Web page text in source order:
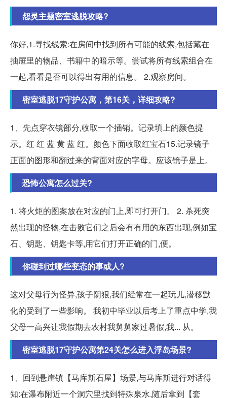
怨灵主题密室逃脱攻略?
你好,1.寻找线索:在房间中找到所有可能的线索,包括藏在
抽屉里的物品、书籍中的暗示等。尝试将所有线索组合在
一起,看看是否可以得出有用的信息。 2.观察房间。
密室逃脱17守护公寓，第16关，详细攻略?
1、先点穿衣镜部分,收取一个插销。记录填上的颜色提
示。红 红 蓝 黄 蓝 红。颜色下面收取红宝石15.记录镜子
正面的图形和翻过来的背面对应的字母。应该镜子是上。
恐怖公寓怎么过关?
1. 将火炬的图案放在对应的门上,即可打开门。 2. 杀死突
然出现的怪物,在击败它们之后会有有用的东西出现,例如宝
石、钥匙、钥匙卡等,用它们打开正确的门,便。
你碰到过哪些变态的事或人?
这对父母行为怪异,孩子阴狠,我们经常在一起玩儿,潜移默
化的受到了一些影响。 我初中毕业以后考上了重点中学,我
父母一高兴让我假期去农村我舅舅家过暑假,我... 从。
密室逃脱17守护公寓第24关怎么进入浮岛场景?
1、回到悬崖镇【马库斯石屋】场景,与马库斯进行对话得
知:在瀑布附近一个洞穴里找到特殊泉水,随后拿到【套